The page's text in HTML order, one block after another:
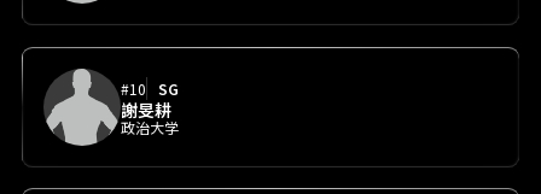
#10 SG
謝旻耕
政治大学